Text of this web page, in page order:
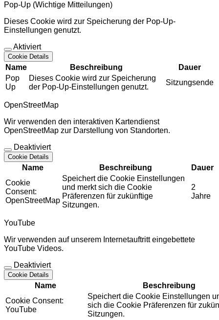
Pop-Up (Wichtige Mitteilungen)
Dieses Cookie wird zur Speicherung der Pop-Up-
Einstellungen genutzt.
Aktiviert
Cookie Details
Name Beschreibung
Dauer
Pop
Up
Dieses Cookie wird zur Speicherung
der Pop-Up-Einstellungen genutzt.
Sitzungsende
OpenStreetMap
Wir verwenden den interaktiven Kartendienst
OpenStreetMap zur Darstellung von Standorten.
Deaktiviert
Cookie Details
Name Beschreibung
Dauer
Cookie
Consent:
OpenStreetMap
Speichert die Cookie Einstellungen
und merkt sich die Cookie
Präferenzen für zukünftige
Sitzungen.
2
Jahre
YouTube
Wir verwenden auf unserem Internetauftritt eingebettete
YouTube Videos.
Deaktiviert
Cookie Details
Name
Beschreibung
Cookie Consent:
YouTube
Speichert die Cookie Einstellungen
sich die Cookie Präferenzen für
Sitzungen.